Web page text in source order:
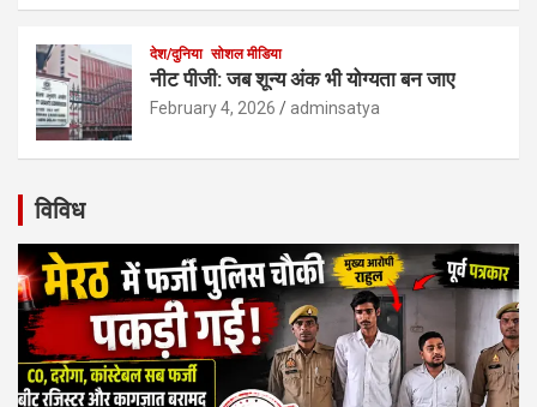
देश/दुनिया सोशल मीडिया
नीट पीजी: जब शून्य अंक भी योग्यता बन जाए
February 4, 2026 adminsatya
विविध